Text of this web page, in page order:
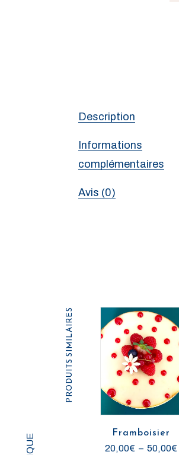
Description
Informations
complémentaires
Avis (0)
PRODUITS SIMILAIRES
Framboisier
20,00€ – 50,00€P